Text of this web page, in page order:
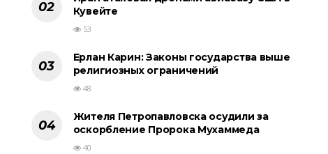
Кувейте
53
Ерлан Карин: Законы государства выше
религиозных ограничений
48
Жителя Петропавловска осудили за
оскорбление Пророка Мухаммеда
40